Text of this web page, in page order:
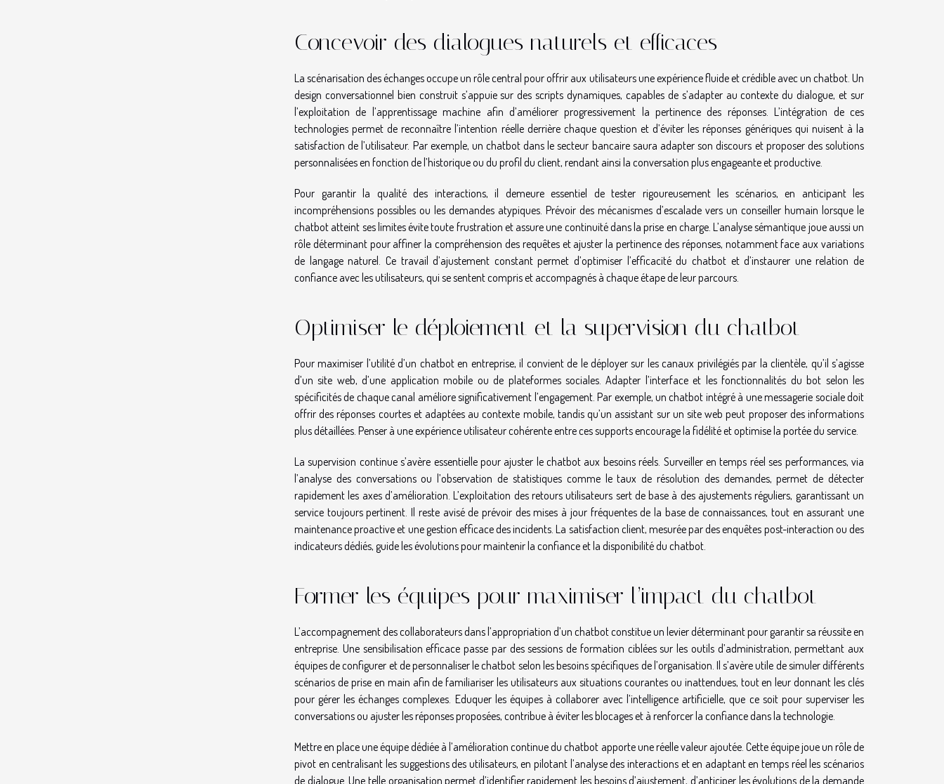
Concevoir des dialogues naturels et efficaces
La scénarisation des échanges occupe un rôle central pour offrir aux utilisateurs une expérience fluide et crédible avec un chatbot. Un
design conversationnel bien construit s’appuie sur des scripts dynamiques, capables de s’adapter au contexte du dialogue, et sur
l’exploitation de l’apprentissage machine afin d’améliorer progressivement la pertinence des réponses. L’intégration de ces
technologies permet de reconnaître l’intention réelle derrière chaque question et d’éviter les réponses génériques qui nuisent à la
satisfaction de l’utilisateur. Par exemple, un chatbot dans le secteur bancaire saura adapter son discours et proposer des solutions
personnalisées en fonction de l’historique ou du profil du client, rendant ainsi la conversation plus engageante et productive.
Pour garantir la qualité des interactions, il demeure essentiel de tester rigoureusement les scénarios, en anticipant les
incompréhensions possibles ou les demandes atypiques. Prévoir des mécanismes d’escalade vers un conseiller humain lorsque le
chatbot atteint ses limites évite toute frustration et assure une continuité dans la prise en charge. L’analyse sémantique joue aussi un
rôle déterminant pour affiner la compréhension des requêtes et ajuster la pertinence des réponses, notamment face aux variations
de langage naturel. Ce travail d’ajustement constant permet d’optimiser l’efficacité du chatbot et d’instaurer une relation de
confiance avec les utilisateurs, qui se sentent compris et accompagnés à chaque étape de leur parcours.
Optimiser le déploiement et la supervision du chatbot
Pour maximiser l’utilité d’un chatbot en entreprise, il convient de le déployer sur les canaux privilégiés par la clientèle, qu’il s’agisse
d’un site web, d’une application mobile ou de plateformes sociales. Adapter l’interface et les fonctionnalités du bot selon les
spécificités de chaque canal améliore significativement l’engagement. Par exemple, un chatbot intégré à une messagerie sociale doit
offrir des réponses courtes et adaptées au contexte mobile, tandis qu’un assistant sur un site web peut proposer des informations
plus détaillées. Penser à une expérience utilisateur cohérente entre ces supports encourage la fidélité et optimise la portée du service.
La supervision continue s’avère essentielle pour ajuster le chatbot aux besoins réels. Surveiller en temps réel ses performances, via
l’analyse des conversations ou l’observation de statistiques comme le taux de résolution des demandes, permet de détecter
rapidement les axes d’amélioration. L’exploitation des retours utilisateurs sert de base à des ajustements réguliers, garantissant un
service toujours pertinent. Il reste avisé de prévoir des mises à jour fréquentes de la base de connaissances, tout en assurant une
maintenance proactive et une gestion efficace des incidents. La satisfaction client, mesurée par des enquêtes post-interaction ou des
indicateurs dédiés, guide les évolutions pour maintenir la confiance et la disponibilité du chatbot.
Former les équipes pour maximiser l’impact du chatbot
L’accompagnement des collaborateurs dans l’appropriation d’un chatbot constitue un levier déterminant pour garantir sa réussite en
entreprise. Une sensibilisation efficace passe par des sessions de formation ciblées sur les outils d’administration, permettant aux
équipes de configurer et de personnaliser le chatbot selon les besoins spécifiques de l’organisation. Il s’avère utile de simuler différents
scénarios de prise en main afin de familiariser les utilisateurs aux situations courantes ou inattendues, tout en leur donnant les clés
pour gérer les échanges complexes. Eduquer les équipes à collaborer avec l’intelligence artificielle, que ce soit pour superviser les
conversations ou ajuster les réponses proposées, contribue à éviter les blocages et à renforcer la confiance dans la technologie.
Mettre en place une équipe dédiée à l’amélioration continue du chatbot apporte une réelle valeur ajoutée. Cette équipe joue un rôle de
pivot en centralisant les suggestions des utilisateurs, en pilotant l’analyse des interactions et en adaptant en temps réel les scénarios
de dialogue. Une telle organisation permet d’identifier rapidement les besoins d’ajustement, d’anticiper les évolutions de la demande